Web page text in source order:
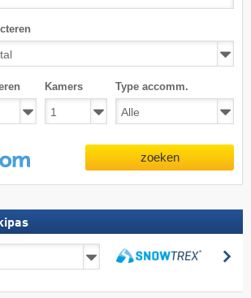
Kamers Type accomm.
zoeken